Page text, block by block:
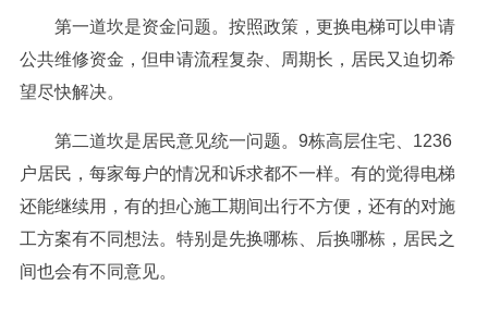
第一道坎是资金问题。按照政策，更换电梯可以申请
公共维修资金，但申请流程复杂、周期长，居民又迫切希
望尽快解决。
第二道坎是居民意见统一问题。9栋高层住宅、1236
户居民，每家每户的情况和诉求都不一样。有的觉得电梯
还能继续用，有的担心施工期间出行不方便，还有的对施
工方案有不同想法。特别是先换哪栋、后换哪栋，居民之
间也会有不同意见。